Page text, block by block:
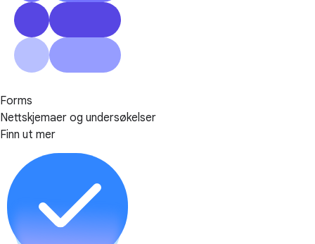
Forms
Nettskjemaer og undersøkelser
Finn ut mer